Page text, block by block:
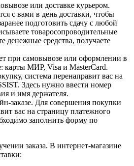
или доставке курьером.
с вами в день доставки, чтобы
подготовить сдачу с любой
товаросопроводительные
денежные средства, получаете
при самовывозе или оформлении в
карты МИР, Visa и MasterCard.
система перенаправит вас на
Здесь нужно ввести номер
и имя держателя.
заказе. Для совершения покупки
вас на страницу платежного
заполнить форму по
заказа. В интернет-магазине